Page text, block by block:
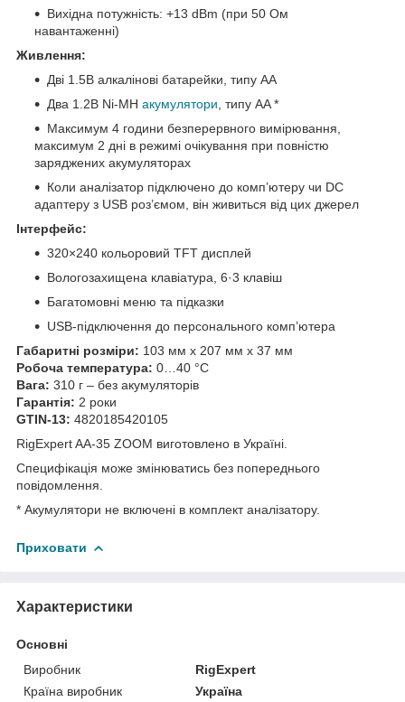
Вихідна потужність: +13 dBm (при 50 Ом
навантаженні)
Живлення:
Дві 1.5В алкалінові батарейки, типу AA
Два 1.2В Ni-MH акумулятори , типу AA *
Максимум 4 години безперервного вимірювання,
максимум 2 дні в режимі очікування при повністю
заряджених акумуляторах
Коли аналізатор підключено до комп’ютеру чи DC
адаптеру з USB роз’ємом, він живиться від цих джерел
Інтерфейс:
320×240 кольоровий TFT дисплей
Вологозахищена клавіатура, 6·3 клавіш
Багатомовні меню та підказки
USB-підключення до персонального комп’ютера
Габаритні розміри: 103 мм x 207 мм x 37 мм
Робоча температура: 0…40 °C
Вага: 310 г – без акумуляторів
Гарантія: 2 роки
GTIN-13: 4820185420105
RigExpert AA-35 ZOOM виготовлено в Україні.
Специфікація може змінюватись без попереднього
повідомлення.
* Акумулятори не включені в комплект аналізатору.
Приховати
Характеристики
Основні
Виробник
RigExpert
Країна виробник
Україна